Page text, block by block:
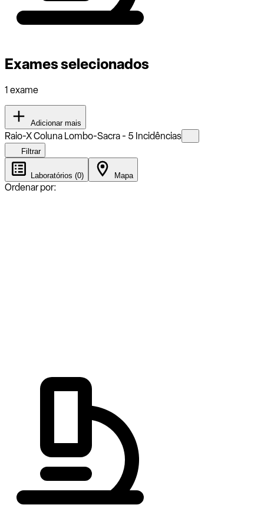
Exames selecionados
1 exame
Adicionar mais
Raio-X Coluna Lombo-Sacra - 5 Incidências
Filtrar
Laboratórios (0) Mapa
Ordenar por: